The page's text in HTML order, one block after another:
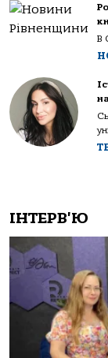
В
ІНТЕРВ'Ю